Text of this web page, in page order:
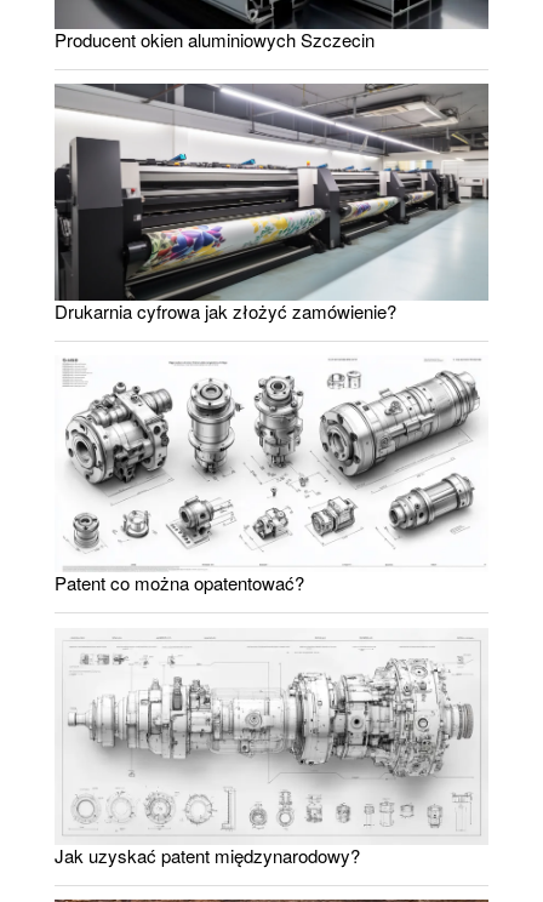
Producent okien aluminiowych Szczecin
Drukarnia cyfrowa jak złożyć zamówienie?
Patent co można opatentować?
Jak uzyskać patent międzynarodowy?